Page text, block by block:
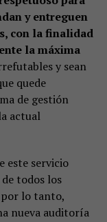
y entreguen
con la finalidad
la máxima
y sean
quede
de gestión
actual
este servicio
todos los
por lo tanto,
nueva auditoría